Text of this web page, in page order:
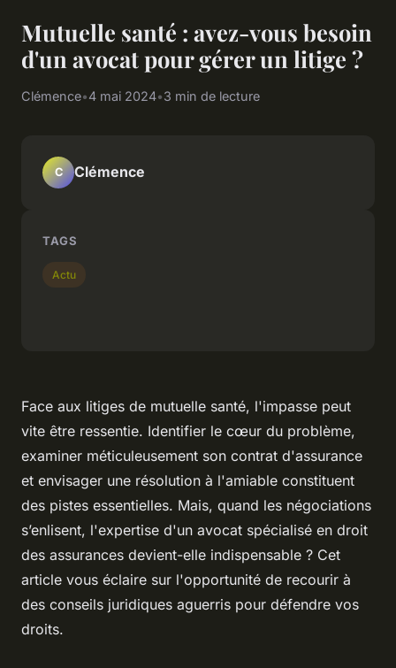
Mutuelle santé : avez-vous besoin
d'un avocat pour gérer un litige ?
Clémence•4 mai 2024•3 min de lecture
Face aux litiges de mutuelle santé, l'impasse peut
vite être ressentie. Identifier le cœur du problème,
examiner méticuleusement son contrat d'assurance
et envisager une résolution à l'amiable constituent
des pistes essentielles. Mais, quand les négociations
s’enlisent, l'expertise d'un avocat spécialisé en droit
des assurances devient-elle indispensable ? Cet
article vous éclaire sur l'opportunité de recourir à
des conseils juridiques aguerris pour défendre vos
droits.
C Clémence
TAGS
Actu